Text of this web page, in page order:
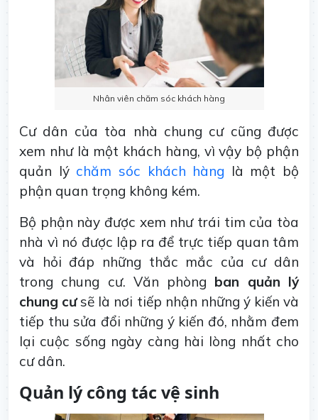
Nhân viên chăm sóc khách hàng
Cư dân của tòa nhà chung cư cũng được
xem như là một khách hàng, vì vậy bộ phận
quản lý chăm sóc khách hàng là một bộ
phận quan trọng không kém.
Bộ phận này được xem như trái tim của tòa
nhà vì nó được lập ra để trực tiếp quan tâm
và hỏi đáp những thắc mắc của cư dân
trong chung cư. Văn phòng ban quản lý
chung cưsẽ là nơi tiếp nhận những ý kiến và
tiếp thu sửa đổi những ý kiến đó, nhằm đem
lại cuộc sống ngày càng hài lòng nhất cho
cư dân.
Quản lý công tác vệ sinh